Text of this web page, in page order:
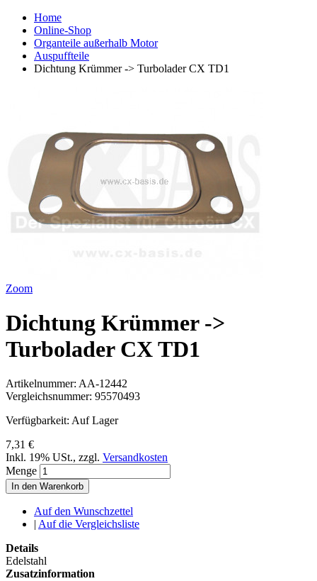
Home
Online-Shop
Organteile außerhalb Motor
Auspuffteile
Dichtung Krümmer -> Turbolader CX TD1
Zoom
Dichtung Krümmer ->
Turbolader CX TD1
Artikelnummer: AA-12442
Vergleichsnummer: 95570493
Verfügbarkeit: Auf Lager
7,31 €
Inkl. 19% USt., zzgl. Versandkosten
Menge
In den Warenkorb
Auf den Wunschzettel
| Auf die Vergleichsliste
Details
Edelstahl
Zusatzinformation